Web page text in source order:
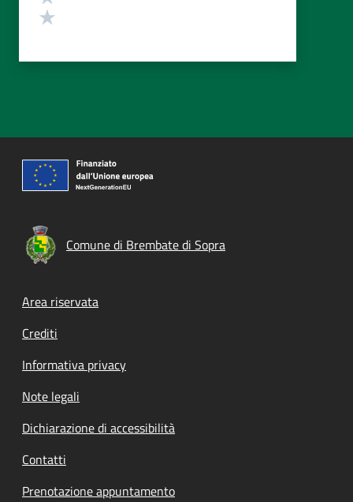
Comune di Brembate di Sopra
Footer menu
Area riservata
Crediti
Informativa privacy
Note legali
Dichiarazione di accessibilità
Contatti
Prenotazione appuntamento